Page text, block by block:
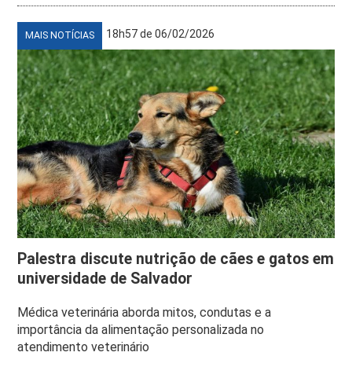
MAIS NOTÍCIAS 18h57 de 06/02/2026
Palestra discute nutrição de cães e gatos em
universidade de Salvador
Médica veterinária aborda mitos, condutas e a
importância da alimentação personalizada no
atendimento veterinário